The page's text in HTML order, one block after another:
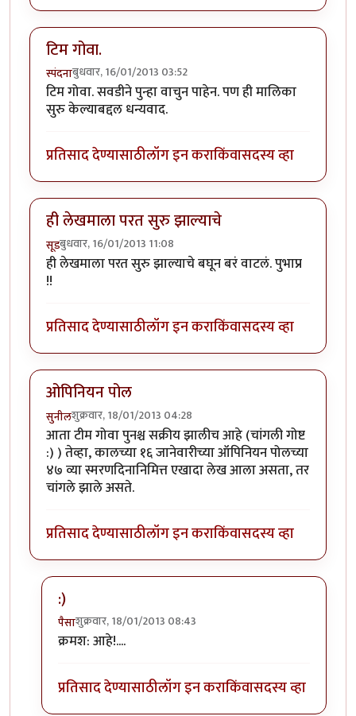
टिम गोवा.
स्पंदनाबुधवार, 16/01/2013 03:52
टिम गोवा. सवडीने पुन्हा वाचुन पाहेन. पण ही मालिका
सुरु केल्याबद्दल धन्यवाद.
प्रतिसाद देण्यासाठीलॉग इन कराकिंवासदस्य व्हा
ही लेखमाला परत सुरु झाल्याचे
सूडबुधवार, 16/01/2013 11:08
ही लेखमाला परत सुरु झाल्याचे बघून बरं वाटलं. पुभाप्र
!!
प्रतिसाद देण्यासाठीलॉग इन कराकिंवासदस्य व्हा
ओपिनियन पोल
सुनीलशुक्रवार, 18/01/2013 04:28
आता टीम गोवा पुनश्च सक्रीय झालीच आहे (चांगली गोष्ट
:) ) तेव्हा, कालच्या १६ जानेवारीच्या ऑपिनियन पोलच्या
४७ व्या स्मरणदिनानिमित्त एखादा लेख आला असता, तर
चांगले झाले असते.
प्रतिसाद देण्यासाठीलॉग इन कराकिंवासदस्य व्हा
:)
पैसाशुक्रवार, 18/01/2013 08:43
In reply toओपिनियन पोल
क्रमश: आहे!....
प्रतिसाद देण्यासाठीलॉग इन कराकिंवासदस्य व्हा